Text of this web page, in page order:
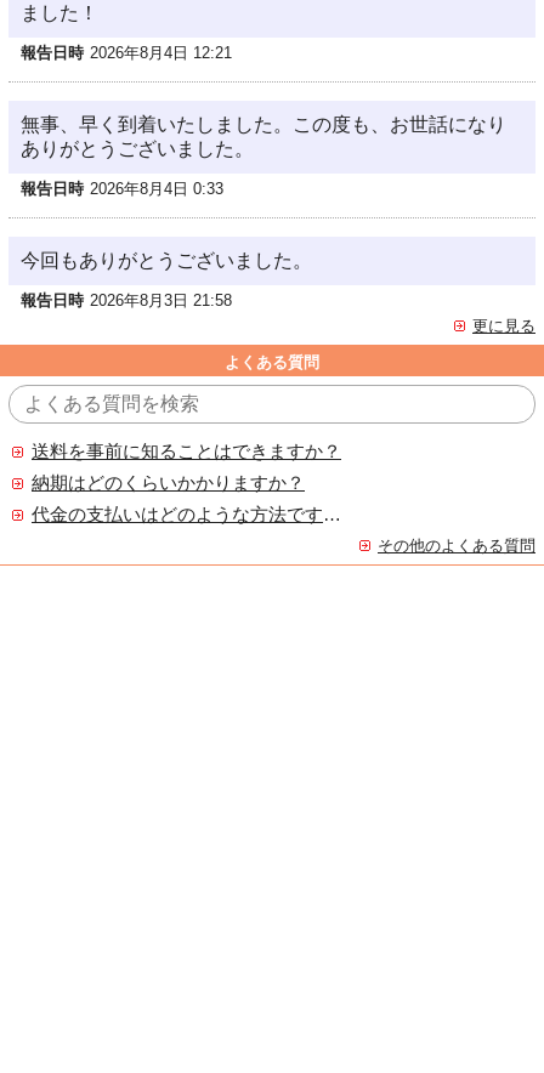
ました！
報告日時 2026年8月4日 12:21
無事、早く到着いたしました。この度も、お世話になり
ありがとうございました。
報告日時 2026年8月4日 0:33
今回もありがとうございました。
報告日時 2026年8月3日 21:58
更に見る
よくある質問
送料を事前に知ることはできますか？
納期はどのくらいかかりますか？
代金の支払いはどのような方法ですか？
その他のよくある質問